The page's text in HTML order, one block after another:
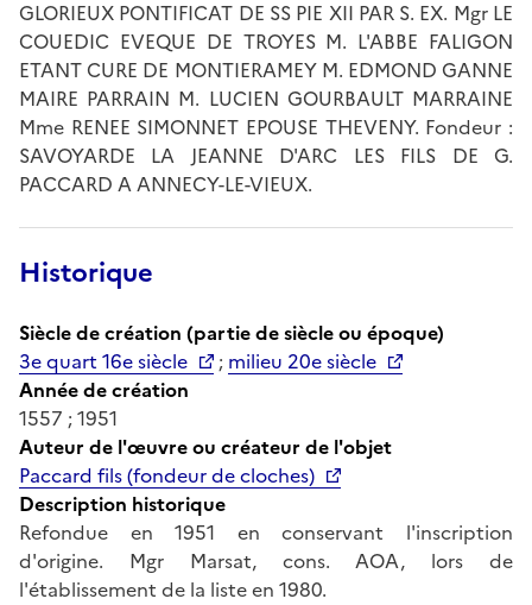
GLORIEUX PONTIFICAT DE SS PIE XII PAR S. EX. Mgr LE
COUEDIC EVEQUE DE TROYES M. L'ABBE FALIGON
ETANT CURE DE MONTIERAMEY M. EDMOND GANNE
MAIRE PARRAIN M. LUCIEN GOURBAULT MARRAINE
Mme RENEE SIMONNET EPOUSE THEVENY. Fondeur :
SAVOYARDE LA JEANNE D'ARC LES FILS DE G.
PACCARD A ANNECY-LE-VIEUX.
Historique
Siècle de création (partie de siècle ou époque)
3e quart 16e siècle
; milieu 20e siècle
Année de création
1557 ; 1951
Auteur de l'œuvre ou créateur de l'objet
Paccard fils (fondeur de cloches)
Description historique
Refondue en 1951 en conservant l'inscription
d'origine. Mgr Marsat, cons. AOA, lors de
l'établissement de la liste en 1980.